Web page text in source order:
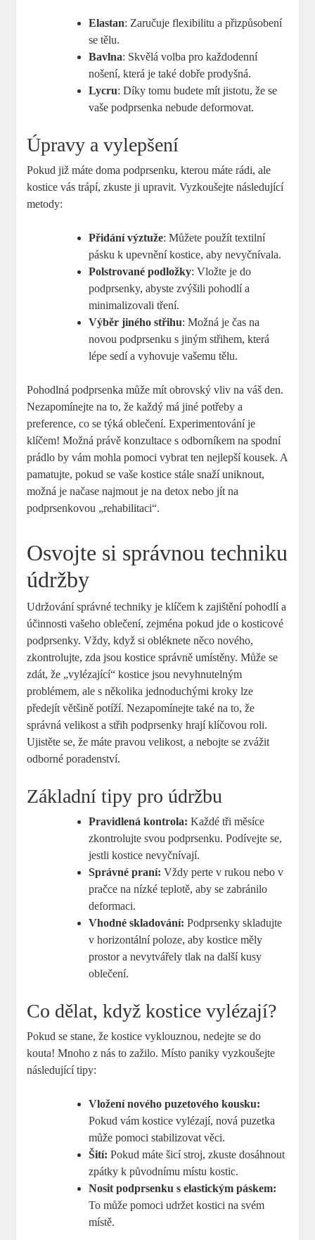
Elastan: Zaručuje flexibilitu a přizpůsobení
se tělu.
Bavlna: Skvělá volba pro každodenní
nošení, která je také dobře prodyšná.
Lycru: Díky tomu budete mít jistotu, že se
vaše podprsenka nebude deformovat.
Úpravy a vylepšení
Pokud již máte doma podprsenku, kterou máte rádi, ale
kostice vás trápí, zkuste ji upravit. Vyzkoušejte následující
metody:
Přidání výztuže: Můžete použít textilní
pásku k upevnění kostice, aby nevyčnívala.
Polstrované podložky: Vložte je do
podprsenky, abyste zvýšili pohodlí a
minimalizovali tření.
Výběr jiného střihu: Možná je čas na
novou podprsenku s jiným střihem, která
lépe sedí a vyhovuje vašemu tělu.
Pohodlná podprsenka může mít obrovský vliv na váš den.
Nezapomínejte na to, že každý má jiné potřeby a
preference, co se týká oblečení. Experimentování je
klíčem! Možná právě konzultace s odborníkem na spodní
prádlo by vám mohla pomoci vybrat ten nejlepší kousek. A
pamatujte, pokud se vaše kostice stále snaží uniknout,
možná je načase najmout je na detox nebo jít na
podprsenkovou „rehabilitaci“.
Osvojte si správnou techniku
údržby
Udržování správné techniky je klíčem k zajištění pohodlí a
účinnosti vašeho oblečení, zejména pokud jde o kosticové
podprsenky. Vždy, když si obléknete něco nového,
zkontrolujte, zda jsou kostice správně umístěny. Může se
zdát, že „vylézající“ kostice jsou nevyhnutelným
problémem, ale s několika jednoduchými kroky lze
předejít většině potíží. Nezapomínejte také na to, že
správná velikost a střih podprsenky hrají klíčovou roli.
Ujistěte se, že máte pravou velikost, a nebojte se zvážit
odborné poradenství.
Základní tipy pro údržbu
Pravidlená kontrola: Každé tři měsíce
zkontrolujte svou podprsenku. Podívejte se,
jestli kostice nevyčnívají.
Správné praní: Vždy perte v rukou nebo v
pračce na nízké teplotě, aby se zabránilo
deformaci.
Vhodné skladování: Podprsenky skladujte
v horizontální poloze, aby kostice měly
prostor a nevytvářely tlak na další kusy
oblečení.
Co dělat, když kostice vylézají?
Pokud se stane, že kostice vyklouznou, nedejte se do
kouta! Mnoho z nás to zažilo. Místo paniky vyzkoušejte
následující tipy:
Vložení nového puzetového kousku:
Pokud vám kostice vylézají, nová puzetka
může pomoci stabilizovat věci.
Šití: Pokud máte šicí stroj, zkuste dosáhnout
zpátky k původnímu místu kostic.
Nosit podprsenku s elastickým páskem:
To může pomoci udržet kostici na svém
místě.